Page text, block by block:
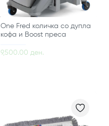
One Fred количка со дупла
кофа и Boost преса
9,500.00 ден.